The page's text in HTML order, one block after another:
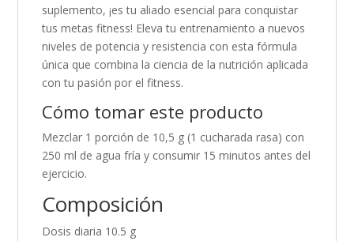
suplemento, ¡es tu aliado esencial para conquistar
tus metas fitness! Eleva tu entrenamiento a nuevos
niveles de potencia y resistencia con esta fórmula
única que combina la ciencia de la nutrición aplicada
con tu pasión por el fitness.
Cómo tomar este producto
Mezclar 1 porción de 10,5 g (1 cucharada rasa) con
250 ml de agua fría y consumir 15 minutos antes del
ejercicio.
Composición
Dosis diaria 10.5 g